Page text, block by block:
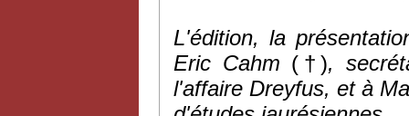
L'édition, la
Eric Cahm (†),
l'affaire Dreyfus, et à